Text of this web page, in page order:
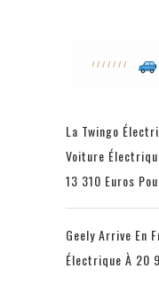
La Twingo
Voiture
13 310 Euros
Geely Arrive En
Électrique À 20